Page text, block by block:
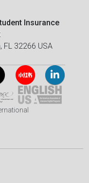
Insurance
FL 32266 USA